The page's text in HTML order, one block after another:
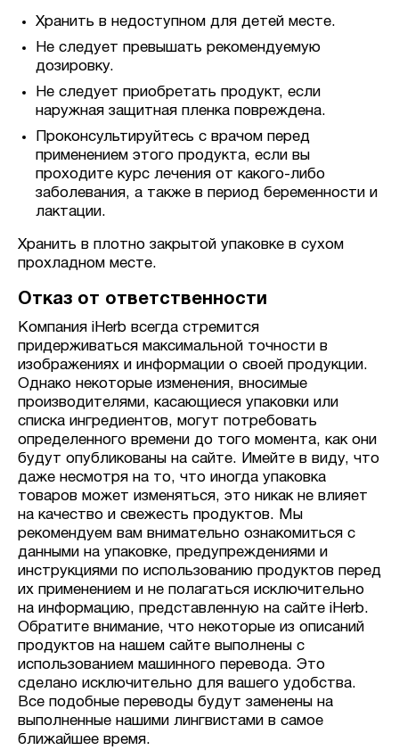
Хранить в недоступном для детей месте.
Не следует превышать рекомендуемую
дозировку.
Не следует приобретать продукт, если
наружная защитная пленка повреждена.
Проконсультируйтесь с врачом перед
применением этого продукта, если вы
проходите курс лечения от какого-либо
заболевания, а также в период беременности и
лактации.
Хранить в плотно закрытой упаковке в сухом
прохладном месте.
Отказ от ответственности
Компания iHerb всегда стремится
придерживаться максимальной точности в
изображениях и информации о своей продукции.
Однако некоторые изменения, вносимые
производителями, касающиеся упаковки или
списка ингредиентов, могут потребовать
определенного времени до того момента, как они
будут опубликованы на сайте. Имейте в виду, что
даже несмотря на то, что иногда упаковка
товаров может изменяться, это никак не влияет
на качество и свежесть продуктов. Мы
рекомендуем вам внимательно ознакомиться с
данными на упаковке, предупреждениями и
инструкциями по использованию продуктов перед
их применением и не полагаться исключительно
на информацию, представленную на сайте iHerb.
Обратите внимание, что некоторые из описаний
продуктов на нашем сайте выполнены с
использованием машинного перевода. Это
сделано исключительно для вашего удобства.
Все подобные переводы будут заменены на
выполненные нашими лингвистами в самое
ближайшее время.